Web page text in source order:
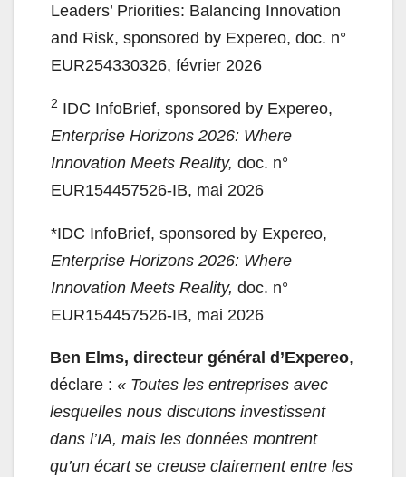
Leaders’ Priorities: Balancing Innovation
and Risk, sponsored by Expereo, doc. n°
EUR254330326, février 2026
2 IDC InfoBrief, sponsored by Expereo,
Enterprise Horizons 2026: Where
Innovation Meets Reality, doc. n°
EUR154457526-IB, mai 2026
*IDC InfoBrief, sponsored by Expereo,
Enterprise Horizons 2026: Where
Innovation Meets Reality, doc. n°
EUR154457526-IB, mai 2026
Ben Elms, directeur général d’Expereo,
déclare : « Toutes les entreprises avec
lesquelles nous discutons investissent
dans l’IA, mais les données montrent
qu’un écart se creuse clairement entre les